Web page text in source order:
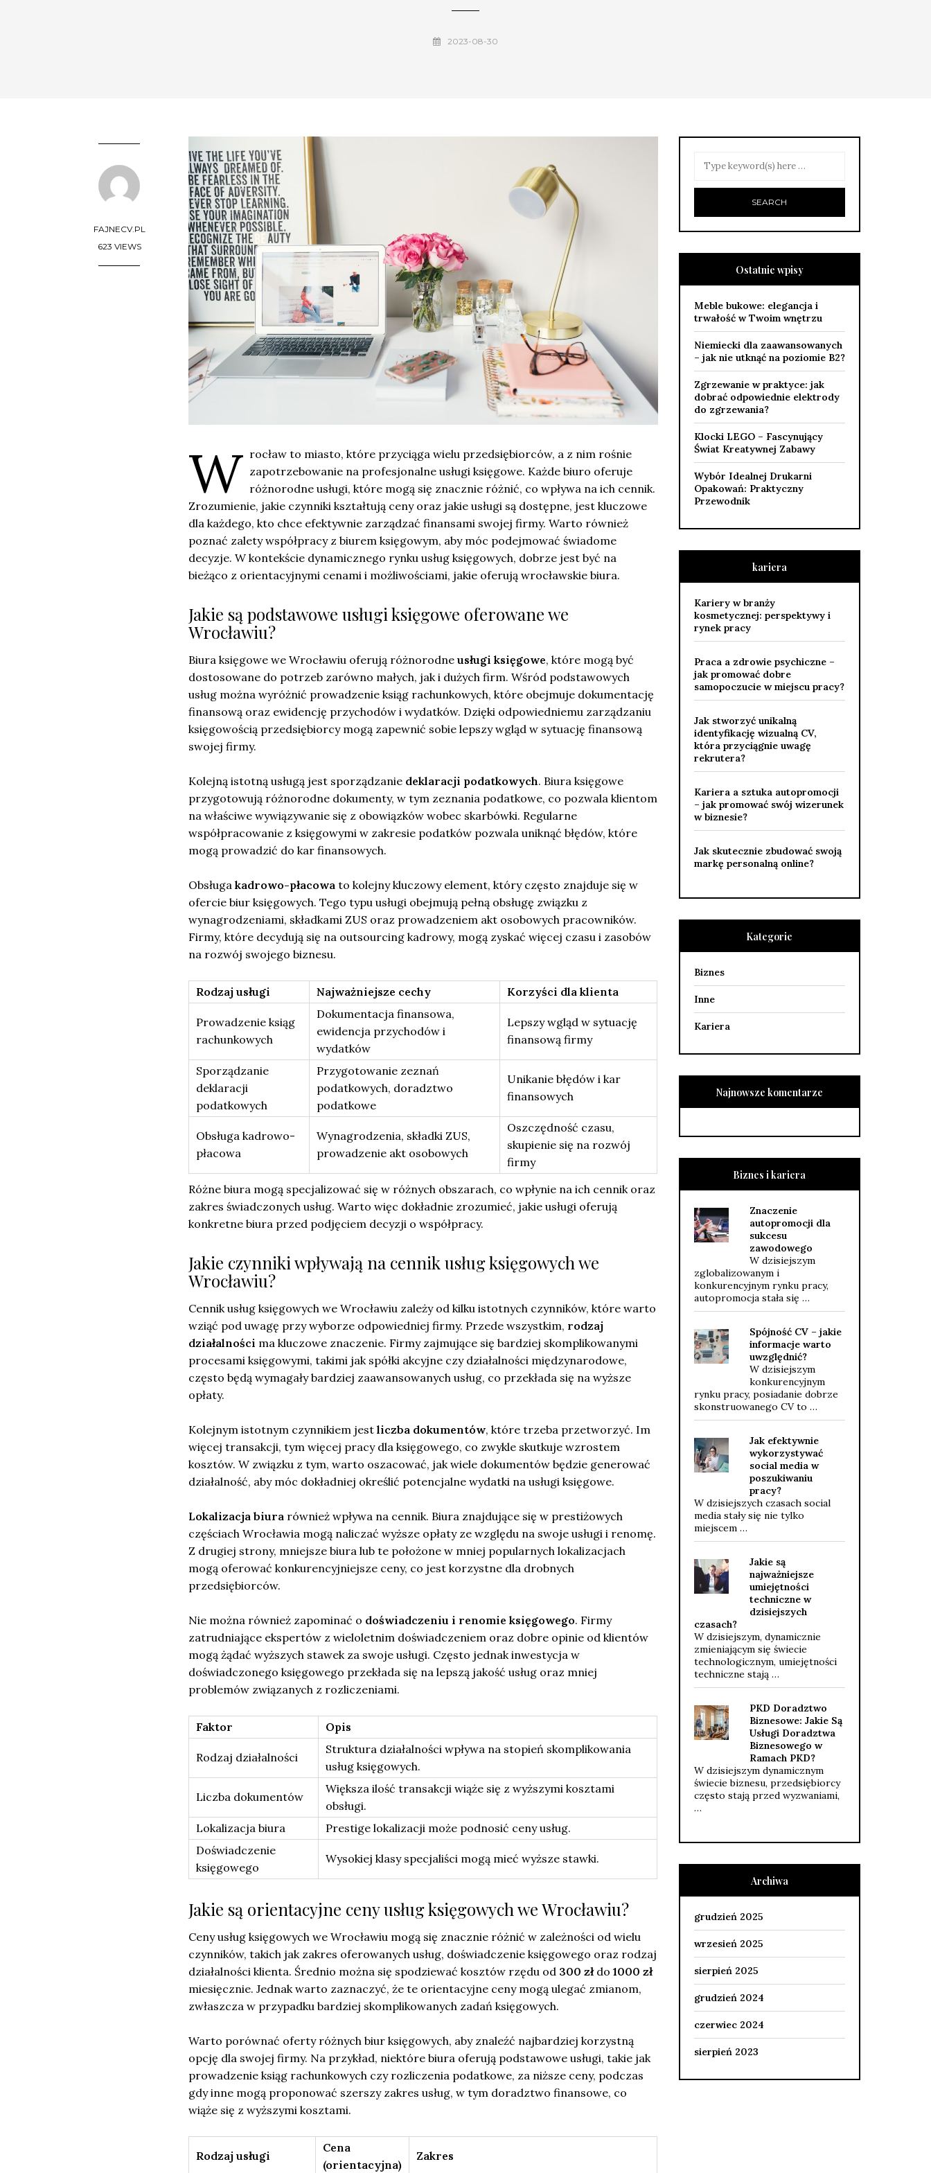
2023-08-30
FAJNECV.PL
623 VIEWS
W rocław to miasto, które przyciąga wielu przedsiębiorców, a z nim rośnie
zapotrzebowanie na profesjonalne usługi księgowe. Każde biuro oferuje
różnorodne usługi, które mogą się znacznie różnić, co wpływa na ich cennik.
Zrozumienie, jakie czynniki kształtują ceny oraz jakie usługi są dostępne, jest kluczowe
dla każdego, kto chce efektywnie zarządzać finansami swojej firmy. Warto również
poznać zalety współpracy z biurem księgowym, aby móc podejmować świadome
decyzje. W kontekście dynamicznego rynku usług księgowych, dobrze jest być na
bieżąco z orientacyjnymi cenami i możliwościami, jakie oferują wrocławskie biura.
Jakie są podstawowe usługi księgowe oferowane we
Wrocławiu?
Biura księgowe we Wrocławiu oferują różnorodne usługi księgowe, które mogą być
dostosowane do potrzeb zarówno małych, jak i dużych firm. Wśród podstawowych
usług można wyróżnić prowadzenie ksiąg rachunkowych, które obejmuje dokumentację
finansową oraz ewidencję przychodów i wydatków. Dzięki odpowiedniemu zarządzaniu
księgowością przedsiębiorcy mogą zapewnić sobie lepszy wgląd w sytuację finansową
swojej firmy.
Kolejną istotną usługą jest sporządzanie deklaracji podatkowych. Biura księgowe
przygotowują różnorodne dokumenty, w tym zeznania podatkowe, co pozwala klientom
na właściwe wywiązywanie się z obowiązków wobec skarbówki. Regularne
współpracowanie z księgowymi w zakresie podatków pozwala uniknąć błędów, które
mogą prowadzić do kar finansowych.
Obsługa kadrowo-płacowa to kolejny kluczowy element, który często znajduje się w
ofercie biur księgowych. Tego typu usługi obejmują pełną obsługę związku z
wynagrodzeniami, składkami ZUS oraz prowadzeniem akt osobowych pracowników.
Firmy, które decydują się na outsourcing kadrowy, mogą zyskać więcej czasu i zasobów
na rozwój swojego biznesu.
Rodzaj usługi Najważniejsze cechy Korzyści dla klienta
Prowadzenie ksiąg
rachunkowych
Dokumentacja finansowa,
ewidencja przychodów i
wydatków
Lepszy wgląd w sytuację
finansową firmy
Sporządzanie
deklaracji
podatkowych
Przygotowanie zeznań
podatkowych, doradztwo
podatkowe
Unikanie błędów i kar
finansowych
Obsługa kadrowo-
płacowa
Wynagrodzenia, składki ZUS,
prowadzenie akt osobowych
Oszczędność czasu,
skupienie się na rozwój
firmy
Różne biura mogą specjalizować się w różnych obszarach, co wpłynie na ich cennik oraz
zakres świadczonych usług. Warto więc dokładnie zrozumieć, jakie usługi oferują
konkretne biura przed podjęciem decyzji o współpracy.
Jakie czynniki wpływają na cennik usług księgowych we
Wrocławiu?
Cennik usług księgowych we Wrocławiu zależy od kilku istotnych czynników, które warto
wziąć pod uwagę przy wyborze odpowiedniej firmy. Przede wszystkim, rodzaj
działalności ma kluczowe znaczenie. Firmy zajmujące się bardziej skomplikowanymi
procesami księgowymi, takimi jak spółki akcyjne czy działalności międzynarodowe,
często będą wymagały bardziej zaawansowanych usług, co przekłada się na wyższe
opłaty.
Kolejnym istotnym czynnikiem jest liczba dokumentów, które trzeba przetworzyć. Im
więcej transakcji, tym więcej pracy dla księgowego, co zwykle skutkuje wzrostem
kosztów. W związku z tym, warto oszacować, jak wiele dokumentów będzie generować
działalność, aby móc dokładniej określić potencjalne wydatki na usługi księgowe.
Lokalizacja biura również wpływa na cennik. Biura znajdujące się w prestiżowych
częściach Wrocławia mogą naliczać wyższe opłaty ze względu na swoje usługi i renomę.
Z drugiej strony, mniejsze biura lub te położone w mniej popularnych lokalizacjach
mogą oferować konkurencyjniejsze ceny, co jest korzystne dla drobnych
przedsiębiorców.
Nie można również zapominać o doświadczeniu i renomie księgowego. Firmy
zatrudniające ekspertów z wieloletnim doświadczeniem oraz dobre opinie od klientów
mogą żądać wyższych stawek za swoje usługi. Często jednak inwestycja w
doświadczonego księgowego przekłada się na lepszą jakość usług oraz mniej
problemów związanych z rozliczeniami.
Faktor Opis
Rodzaj działalności
Struktura działalności wpływa na stopień skomplikowania
usług księgowych.
Liczba dokumentów
Większa ilość transakcji wiąże się z wyższymi kosztami
obsługi.
Lokalizacja biura
Prestige lokalizacji może podnosić ceny usług.
Doświadczenie
księgowego
Wysokiej klasy specjaliści mogą mieć wyższe stawki.
Jakie są orientacyjne ceny usług księgowych we Wrocławiu?
Ceny usług księgowych we Wrocławiu mogą się znacznie różnić w zależności od wielu
czynników, takich jak zakres oferowanych usług, doświadczenie księgowego oraz rodzaj
działalności klienta. Średnio można się spodziewać kosztów rzędu od 300 złdo1000 zł
miesięcznie. Jednak warto zaznaczyć, że te orientacyjne ceny mogą ulegać zmianom,
zwłaszcza w przypadku bardziej skomplikowanych zadań księgowych.
Warto porównać oferty różnych biur księgowych, aby znaleźć najbardziej korzystną
opcję dla swojej firmy. Na przykład, niektóre biura oferują podstawowe usługi, takie jak
prowadzenie ksiąg rachunkowych czy rozliczenia podatkowe, za niższe ceny, podczas
gdy inne mogą proponować szerszy zakres usług, w tym doradztwo finansowe, co
wiąże się z wyższymi kosztami.
Rodzaj usługi
Cena
(orientacyjna)
Zakres
Ostatnie wpisy
Meble bukowe: elegancja i
trwałość w Twoim wnętrzu
Niemiecki dla zaawansowanych
– jak nie utknąć na poziomie B2?
Zgrzewanie w praktyce: jak
dobrać odpowiednie elektrody
do zgrzewania?
Klocki LEGO – Fascynujący
Świat Kreatywnej Zabawy
Wybór Idealnej Drukarni
Opakowań: Praktyczny
Przewodnik
kariera
Kariery w branży
kosmetycznej: perspektywy i
rynek pracy
Praca a zdrowie psychiczne –
jak promować dobre
samopoczucie w miejscu pracy?
Jak stworzyć unikalną
identyfikację wizualną CV,
która przyciągnie uwagę
rekrutera?
Kariera a sztuka autopromocji
– jak promować swój wizerunek
w biznesie?
Jak skutecznie zbudować swoją
markę personalną online?
Kategorie
Biznes
Inne
Kariera
Najnowsze komentarze
Biznes i kariera
Znaczenie
autopromocji dla
sukcesu
zawodowego
W dzisiejszym
zglobalizowanym i
konkurencyjnym rynku pracy,
autopromocja stała się …
Spójność CV – jakie
informacje warto
uwzględnić?
W dzisiejszym
konkurencyjnym
rynku pracy, posiadanie dobrze
skonstruowanego CV to …
Jak efektywnie
wykorzystywać
social media w
poszukiwaniu
pracy?
W dzisiejszych czasach social
media stały się nie tylko
miejscem …
Jakie są
najważniejsze
umiejętności
techniczne w
dzisiejszych
czasach?
W dzisiejszym, dynamicznie
zmieniającym się świecie
technologicznym, umiejętności
techniczne stają …
PKD Doradztwo
Biznesowe: Jakie Są
Usługi Doradztwa
Biznesowego w
Ramach PKD?
W dzisiejszym dynamicznym
świecie biznesu, przedsiębiorcy
często stają przed wyzwaniami,
…
Archiwa
grudzień 2025
wrzesień 2025
sierpień 2025
grudzień 2024
czerwiec 2024
sierpień 2023